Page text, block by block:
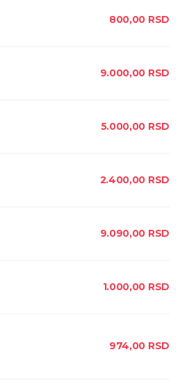
800,00 RSD
9.000,00 RSD
5.000,00 RSD
2.400,00 RSD
9.090,00 RSD
1.000,00 RSD
974,00 RSD